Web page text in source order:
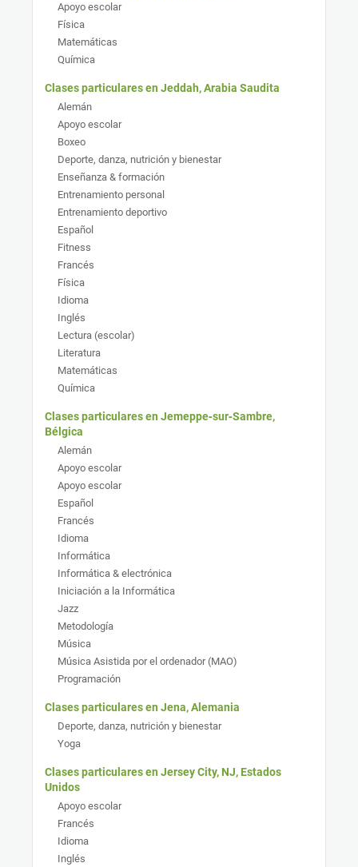
Apoyo escolar
Física
Matemáticas
Química
Clases particulares en Jeddah, Arabia Saudita
Alemán
Apoyo escolar
Boxeo
Deporte, danza, nutrición y bienestar
Enseñanza & formación
Entrenamiento personal
Entrenamiento deportivo
Español
Fitness
Francés
Física
Idioma
Inglés
Lectura (escolar)
Literatura
Matemáticas
Química
Clases particulares en Jemeppe‑sur‑Sambre,
Bélgica
Alemán
Apoyo escolar
Apoyo escolar
Español
Francés
Idioma
Informática
Informática & electrónica
Iniciación a la Informática
Jazz
Metodología
Música
Música Asistida por el ordenador (MAO)
Programación
Clases particulares en Jena, Alemania
Deporte, danza, nutrición y bienestar
Yoga
Clases particulares en Jersey City, NJ, Estados
Unidos
Apoyo escolar
Francés
Idioma
Inglés